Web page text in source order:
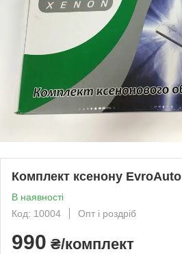
Комплект ксенону EvroAuto
В наявності
Код: 10004
Опт і роздріб
990 ₴/комплект